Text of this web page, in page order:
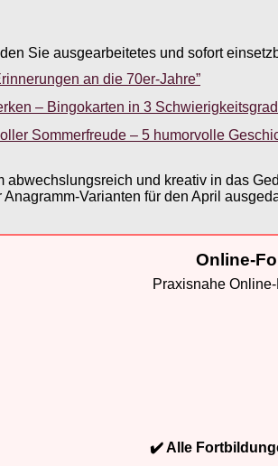
Sie ausgearbeitetes und sofort
an die 70er-Jahre”
– Bingokarten in 3
Sommerfreude – 5 humorvolle
abwechslungsreich und kreativ in das
Anagramm-Varianten für den April
Online-
Praxisnahe
✔️ Alle